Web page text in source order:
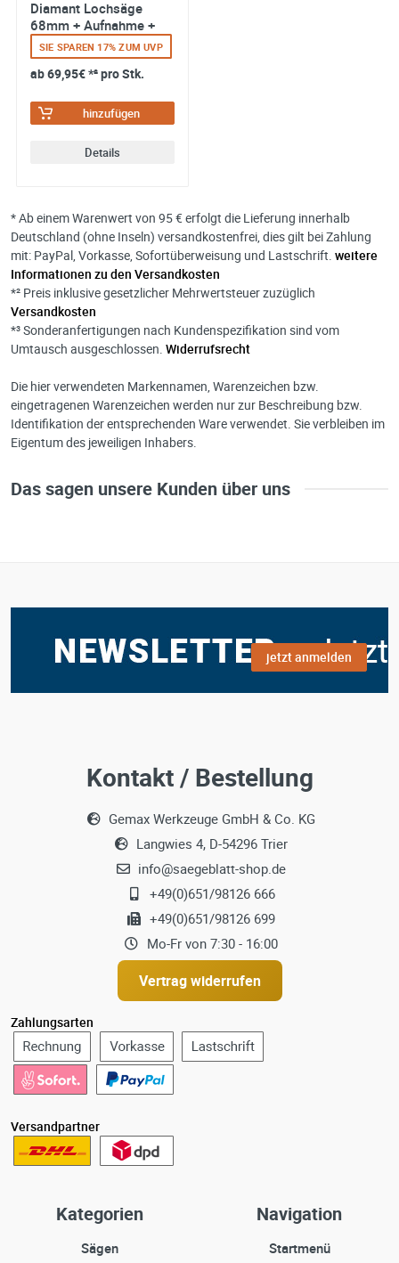
hinzufügen
Details
und verarbeitet werden. Die Daten werden nach
abgeschlossener Bearbeitung Ihrer Anfrage gelöscht. Sie
können Ihre Einwilligung jederzeit für die Zukunft per E-
widerrufen. Detaillierte Informationen zum Umgang mit
Nutzerdaten finden Sie in unserer
Diamant Lochsäge
68mm + Aufnahme +
7mm Diamant Bohrer
SIE SPAREN 17% ZUM UVP
ab69,95€*² pro Stk.
hinzufügen
Details
* Ab einem Warenwert von 95 € erfolgt die Lieferung innerhalb
Deutschland (ohne Inseln) versandkostenfrei, dies gilt bei Zahlung
mit: PayPal, Vorkasse, Sofortüberweisung und Lastschrift. weitere
Informationen zu den Versandkosten
*² Preis inklusive gesetzlicher Mehrwertsteuer zuzüglich
Versandkosten
*³ Sonderanfertigungen nach Kundenspezifikation sind vom
Umtausch ausgeschlossen. Widerrufsrecht
Die hier verwendeten Markennamen, Warenzeichen bzw.
eingetragenen Warenzeichen werden nur zur Beschreibung bzw.
Identifikation der entsprechenden Ware verwendet. Sie verbleiben im
Eigentum des jeweiligen Inhabers.
Das sagen unsere Kunden über uns
jetzt anmelden
Kontakt / Bestellung
Gemax Werkzeuge GmbH & Co. KG
Langwies 4, D-54296 Trier
info@saegeblatt-shop.de
+49(0)651/98126 666
+49(0)651/98126 699
Mo-Fr von 7:30 - 16:00
Vertrag widerrufen
Zahlungsarten
Versandpartner
Kategorien
Sägen
Navigation
Startmenü